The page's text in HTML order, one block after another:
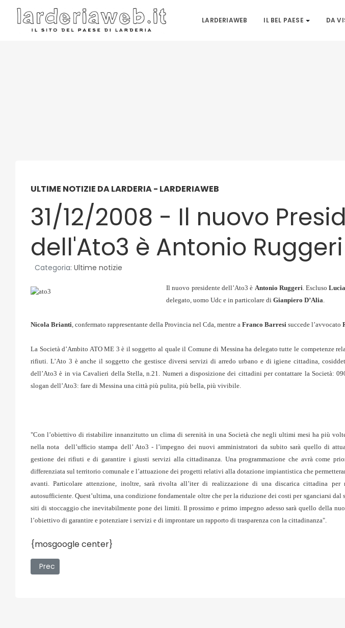
LARDERIAWEB IL BEL PAESE DA
ULTIME NOTIZIE DA LARDERIA - LARDERIAWEB
31/12/2008 - Il nuovo
dell'Ato3 è Antonio Ruggeri
Categoria: Ultime notizie
Il nuovo presidente dell’Ato3 è Antonio Ruggeri. Escluso
delegato, uomo Udc e in particolare di Gianpiero D’Alia.
Nicola Brianti, confermato rappresentante della Provincia nel Cda, mentre a Franco Barresi succede l’avvocato
La Società d’Ambito ATO ME 3 è il soggetto al quale il Comune di Messina ha delegato tutte le competenze
rifiuti. L’Ato 3 è anche il soggetto che gestisce diversi servizi di arredo urbano e di igiene cittadina,
dell’Ato3 è in via Cavalieri della Stella, n.21. Numeri a disposizione dei cittadini per contattare la Società:
slogan dell’Ato3: fare di Messina una città più pulita, più bella, più vivibile.
"Con l’obiettivo di ristabilire innanzitutto un clima di serenità in una Società che negli ultimi mesi ha più
nella nota dell’ufficio stampa dell’ Ato3 - l’impegno dei nuovi amministratori da subito sarà quello di
gestione dei rifiuti e di garantire i giusti servizi alla cittadinanza. Una programmazione che avrà come
differenziata sul territorio comunale e l’attuazione dei progetti relativi alla dotazione impiantistica che
avanti. Particolare attenzione, inoltre, sarà rivolta all’iter di realizzazione di una discarica cittadina per
autosufficiente. Quest’ultima, una condizione fondamentale oltre che per la riduzione dei costi per sganciarsi
siti di stoccaggio che inevitabilmente pone dei limiti. Il prossimo e primo impegno adesso sarà quello della
l’obiettivo di garantire e potenziare i servizi e di improntare un rapporto di trasparenza con la cittadinanza".
{mosgoogle center}
Articolo precedente: Gli esperti del Comune di Messina come Paperon dei Paperoni
Prec